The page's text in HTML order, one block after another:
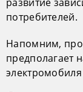
потребителей.
Напомним,
предполагает
электромобиля